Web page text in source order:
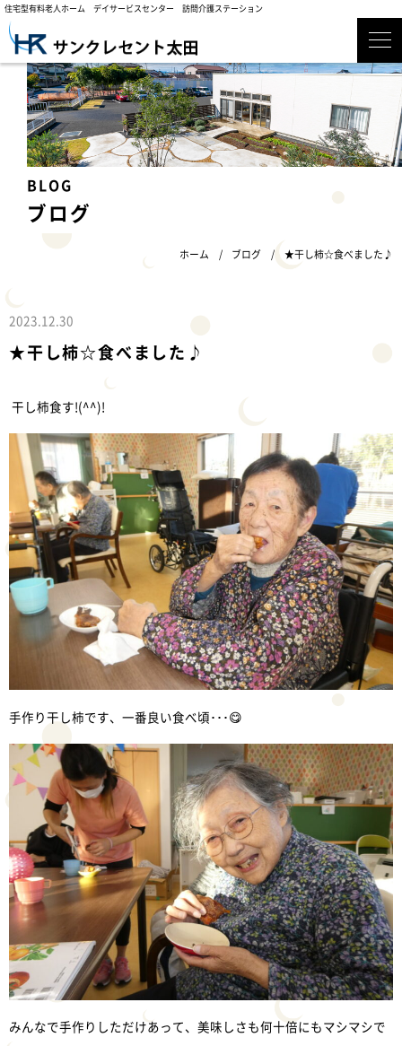
住宅型有料老人ホーム デイサービスセンター 訪問介護ステーション
ブログ
ホーム ブログ ★干し柿☆食べました♪
2023.12.30
★干し柿☆食べました♪
干し柿食す!(^^)!
手作り干し柿です、一番良い食べ頃･･･😋
みんなで手作りしただけあって、美味しさも何十倍にもマシマシで